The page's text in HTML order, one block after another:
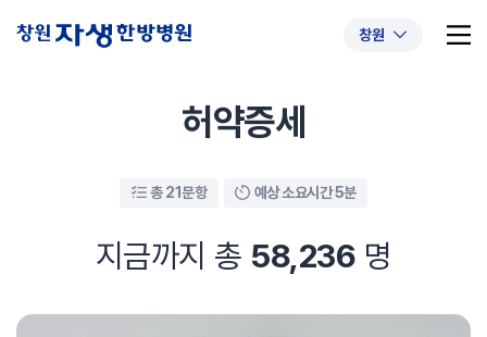
창원
#초음파약침 #척추압박골절
#추나요법
허약증세
총 21문항 예상 소요시간 5분
지금까지 총 58,236 명